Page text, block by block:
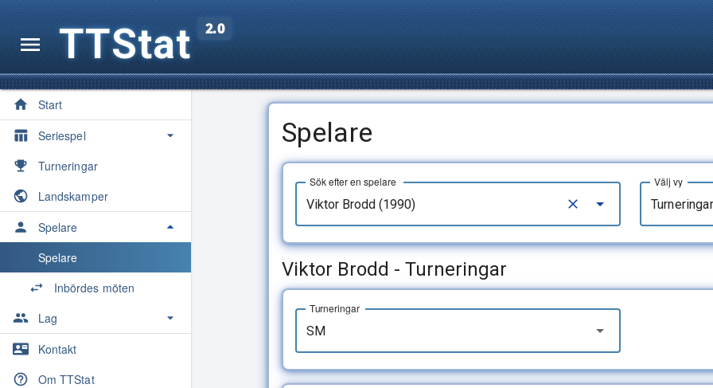
TTStat 2.0
Start
Seriespel
Översikt
Säsonger
Spelarkvoter
Medaljörer
Maratontabell
Statistik
Turneringar
Landskamper
Spelare
Spelare
Inbördes möten
Lag
Lag
Inbördes möten
Kontakt
Om TTStat
Spelare
Sök efter en spelare
Turneringar
Välj vy
Viktor Brodd - Turneringar
Turneringar